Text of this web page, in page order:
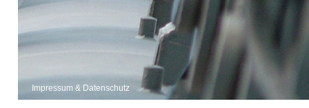
Impressum & Datenschutz